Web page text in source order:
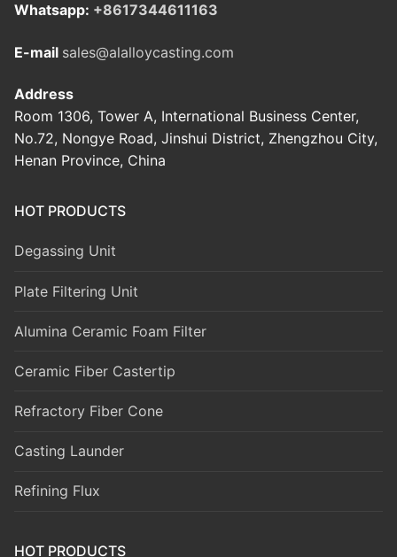
Whatsapp: +8617344611163
E-mail sales@alalloycasting.com
Address
Room 1306, Tower A, International Business Center,
No.72, Nongye Road, Jinshui District, Zhengzhou City,
Henan Province, China
HOT PRODUCTS
Degassing Unit
Plate Filtering Unit
Alumina Ceramic Foam Filter
Ceramic Fiber Castertip
Refractory Fiber Cone
Casting Launder
Refining Flux
HOT PRODUCTS